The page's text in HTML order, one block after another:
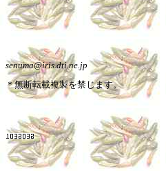
senuma@iris.dti.ne.jp
＊無断転載複製を禁じます。